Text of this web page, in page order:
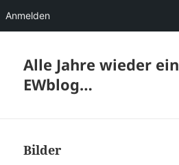
Anmelden
Alle Jahre wieder ein
EWblog…
Bilder